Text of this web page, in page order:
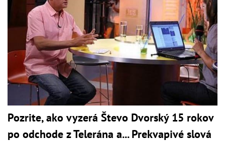
Pozrite, ako vyzerá Števo Dvorský 15 rokov
po odchode z Telerána a... Prekvapivé slová